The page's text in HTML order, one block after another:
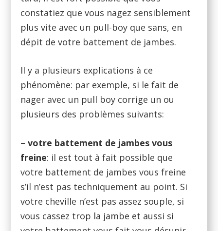
constatiez que vous nagez sensiblement
plus vite avec un pull-boy que sans, en
dépit de votre battement de jambes.
Il y a plusieurs explications à ce
phénomène: par exemple, si le fait de
nager avec un pull boy corrige un ou
plusieurs des problèmes suivants:
–votre battement de jambes vous
freine: il est tout à fait possible que
votre battement de jambes vous freine
s’il n’est pas techniquement au point. Si
votre cheville n’est pas assez souple, si
vous cassez trop la jambe et aussi si